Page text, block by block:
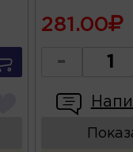
281.00
-